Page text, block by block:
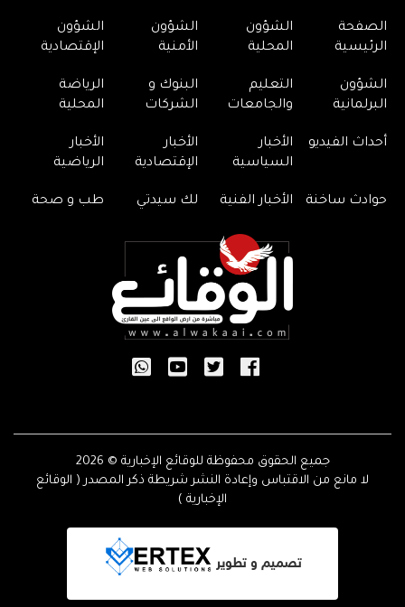
الصفحة
الرئيسية
الشؤون
المحلية
الشؤون
الأمنية
الشؤون
الإقتصادية
الشؤون
البرلمانية
التعليم
والجامعات
البنوك و
الشركات
الرياضة
المحلية
أحداث الفيديو
الأخبار
السياسية
الأخبار
الإقتصادية
الأخبار
الرياضية
حوادث ساخنة الأخبار الفنية لك سيدتي طب و صحة
جميع الحقوق محفوظة للوقائع الإخبارية © 2026
لا مانع من الاقتباس وإعادة النشر شريطة ذكر المصدر ( الوقائع
الإخبارية )
تصميم و تطوير